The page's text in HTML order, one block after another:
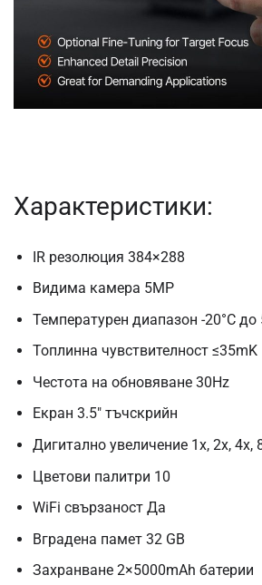
Характеристики:
IR резолюция 384×288
Видима камера 5MP
Температурен диапазон -20°C до
Топлинна чувствителност ≤35mK
Честота на обновяване 30Hz
Екран 3.5″ тъчскрийн
Дигитално увеличение 1x, 2x, 4x,
Цветови палитри 10
WiFi свързаност Да
Вградена памет 32 GB
Захранване 2×5000mAh батерии